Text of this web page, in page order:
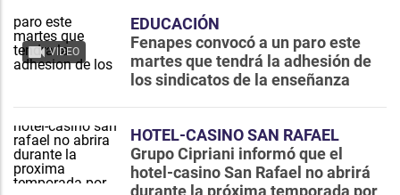
VIDEO
EDUCACIÓN
Fenapes convocó a un paro este
martes que tendrá la adhesión de
los sindicatos de la enseñanza
HOTEL-CASINO SAN RAFAEL
Grupo Cipriani informó que el
hotel-casino San Rafael no abrirá
durante la próxima temporada por